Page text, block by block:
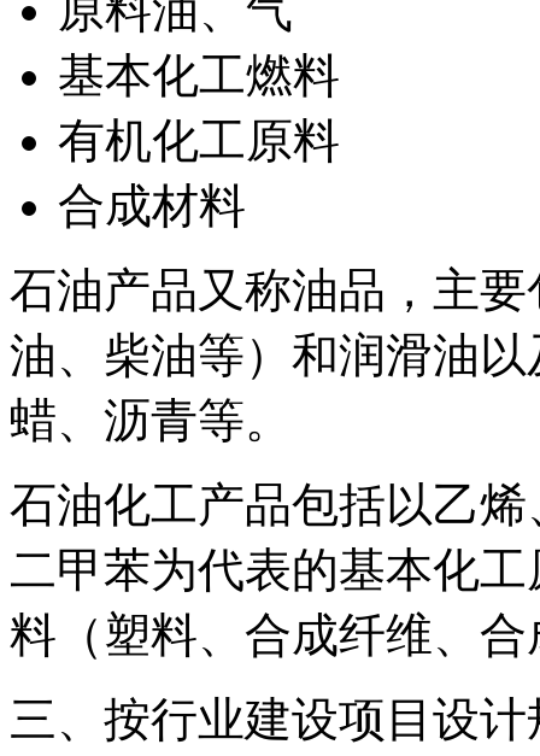
基本化工燃料
有机化工原料
合成材料
石油产品又称油品，主
油、柴油等）和润滑油
蜡、沥青等。
石油化工产品包括以乙
二甲苯为代表的基本化
料（塑料、合成纤维、
三、按行业建设项目设